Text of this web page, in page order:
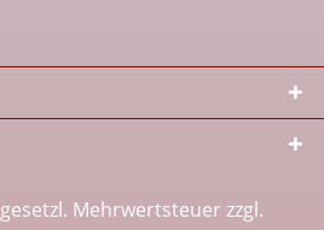
Mehrwertsteuer zzgl.